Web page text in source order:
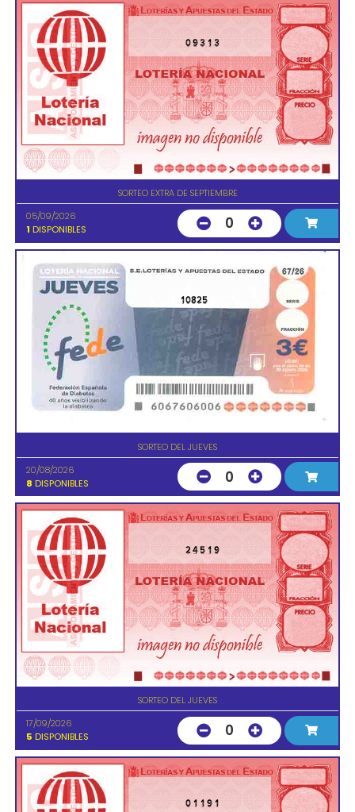
09313
SORTEO EXTRA DE SEPTIEMBRE
05/09/2026
1 DISPONIBLES 0
10825
SORTEO DEL JUEVES
20/08/2026
8 DISPONIBLES 0
24519
SORTEO DEL JUEVES
17/09/2026
5 DISPONIBLES 0
01191